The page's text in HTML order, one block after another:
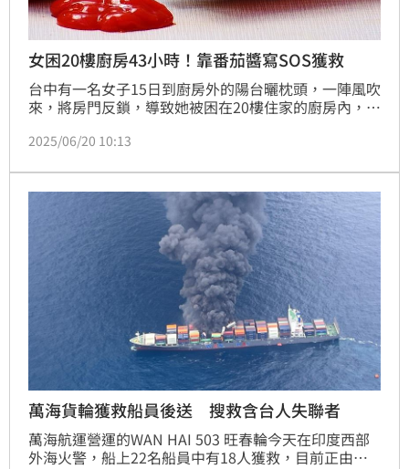
女困20樓廚房43小時！靠番茄醬寫SOS獲救
台中有一名女子15日到廚房外的陽台曬枕頭，一陣風吹
來，將房門反鎖，導致她被困在20樓住家的廚房內，手
紙條，從冷氣外機撒下，鄰居撞見後報警獲救，女子共
2025/06/20 10:13
萬海貨輪獲救船員後送 搜救含台人失聯者
萬海航運營運的WAN HAI 503 旺春輪今天在印度西部
外海火警，船上22名船員中有18人獲救，目前正由印